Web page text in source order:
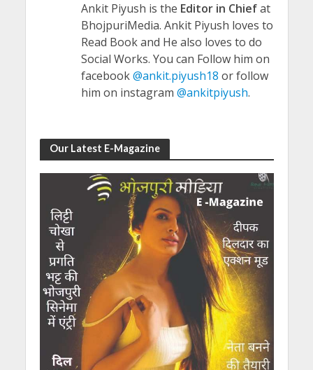
Ankit Piyush is the Editor in Chiefat
BhojpuriMedia. Ankit Piyush loves to
Read Book and He also loves to do
Social Works. You can Follow him on
facebook@ankit.piyush18 or follow
him on instagram @ankitpiyush.
Our Latest E-Magazine